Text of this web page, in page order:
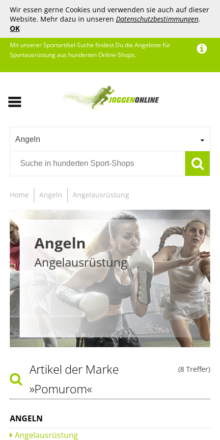
Wir essen gerne Cookies und verwenden sie auch auf dieser
Website. Mehr dazu in unseren Datenschutzbestimmungen.
OK
Mit unserer Sportartikel-Suche findest Du die Angebote für
Sportausrüstung aus hunderten Online-Shops.
Angeln
Home Angeln Angelausrüstung
Angeln
Angelausrüstung
(8 Treffer)
Artikel der Marke
»Pomurom«
ANGELN
Angelausrüstung